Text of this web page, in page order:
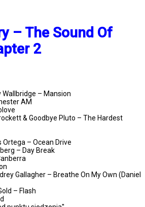
– The Sound Of
2
Wallbridge – Mansion
AM
& Goodbye Pluto – The Hardest
Ortega – Ocean Drive
– Day Break
Gallagher – Breathe On My Own (Daniel
– Flash